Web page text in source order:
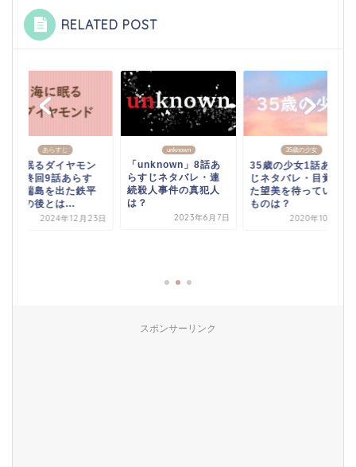
RELATED POST
あらすじ
海に眠るダイヤモン
ド最終回9話あらす
じ・端島を出た鉄平
のその後とは...
2024年12月23日
unknown
「unknown」8話あ
らすじネタバレ・連
続殺人事件の真犯人
は？
2023年6月7日
35歳の少女
35歳の少女1話あらす
じネタバレ・目覚め
た望美を待っていた
ものは？
2020年10月11日
スポンサーリンク